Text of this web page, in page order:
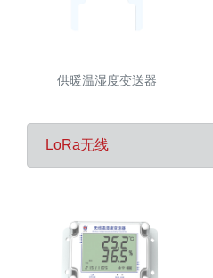
供暖温湿度变送器
LoRa无线